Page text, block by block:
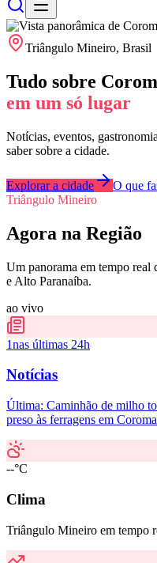
Triângulo Mineiro, Brasil
Tudo sobre
em um só lugar
Notícias, eventos,
saber sobre a cidade.
Explorar a cidade
O que
Triângulo Mineiro
Agora na Região
Um panorama em tempo
e Alto Paranaíba.
ao vivo
1nas últimas 24h
Notícias
Última: Caminhão de milho
preso às ferragens em
--°C
Clima
Triângulo Mineiro em tempo